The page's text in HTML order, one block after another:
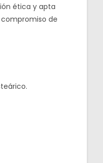
ética y apta
de